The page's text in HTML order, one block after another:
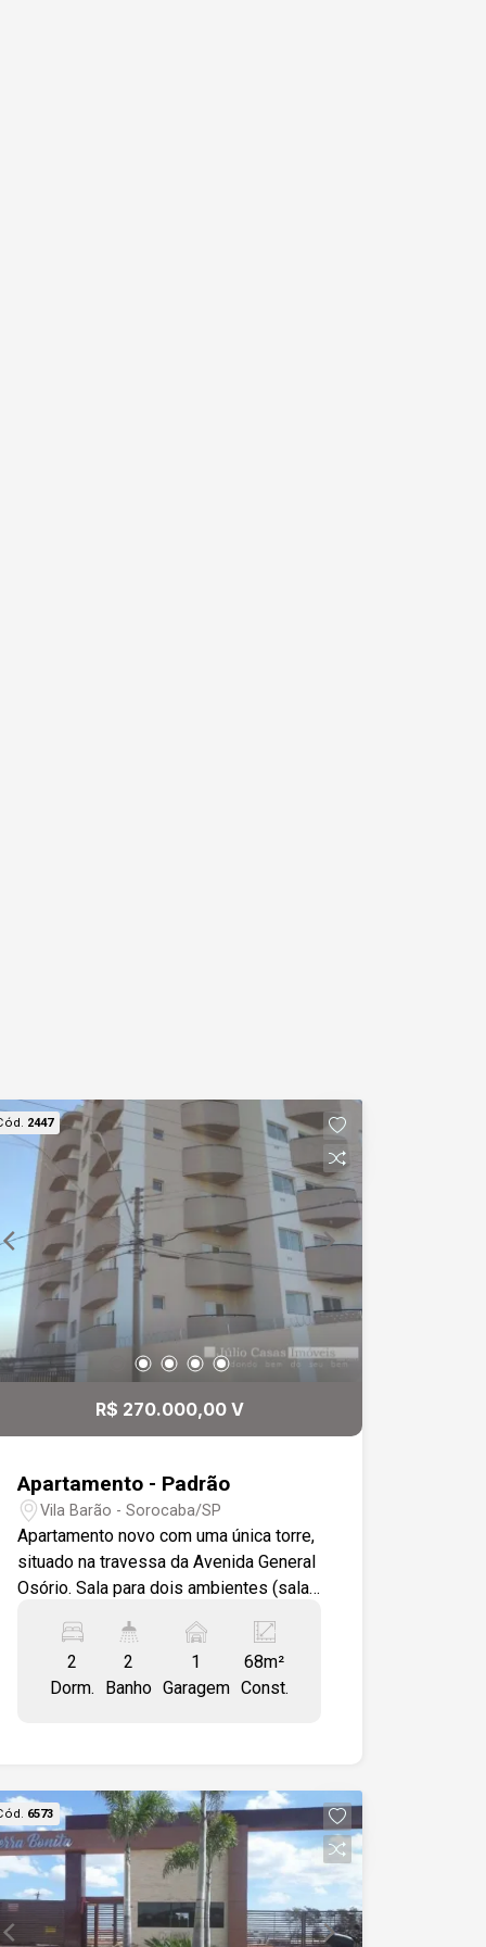
2447
R$ 270.000,00 V
Apartamento - Padrão
Vila Barão - Sorocaba/SP
Apartamento novo com uma única torre,
situado na travessa da Avenida General
Osório. Sala para dois ambientes (sala
sendo 01 suíte. Cozinha e bancada de
alvenaria com revestimento cerâmico.
Banheiros com revestimento até o teto.
2
Dorm.
2
Banho
1
Garagem
68m²
Const.
6573